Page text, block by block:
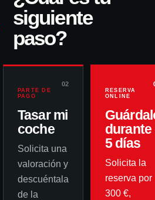
siguiente
paso?
02
PARTE DE
PAGO
Tasar mi
coche
Solicita una
valoración y
descuéntala
de la
RESERVA
ONLINE
durante
5 días
Solicita la
reserva por
300 €,